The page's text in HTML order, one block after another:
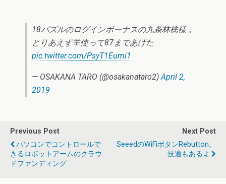
18パズルのログインボーナスの九条林檎様 。
とりあえず羊使って87まであげた
pic.twitter.com/PsyT1Eumi1
— OSAKANA TARO (@osakanataro2)April 2,
2019
Previous Post
パソコンでコントロールで
きるロボットアームのクラウ
ドファンディング
Next Post
SeeedのWiFiボタンRebutton。
技適もあるよ